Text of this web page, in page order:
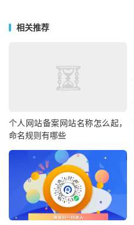
相关推荐
个人网站备案网站名称怎么起，
命名规则有哪些